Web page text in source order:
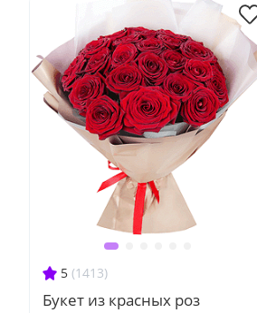
5 (1413)
Букет из красных роз